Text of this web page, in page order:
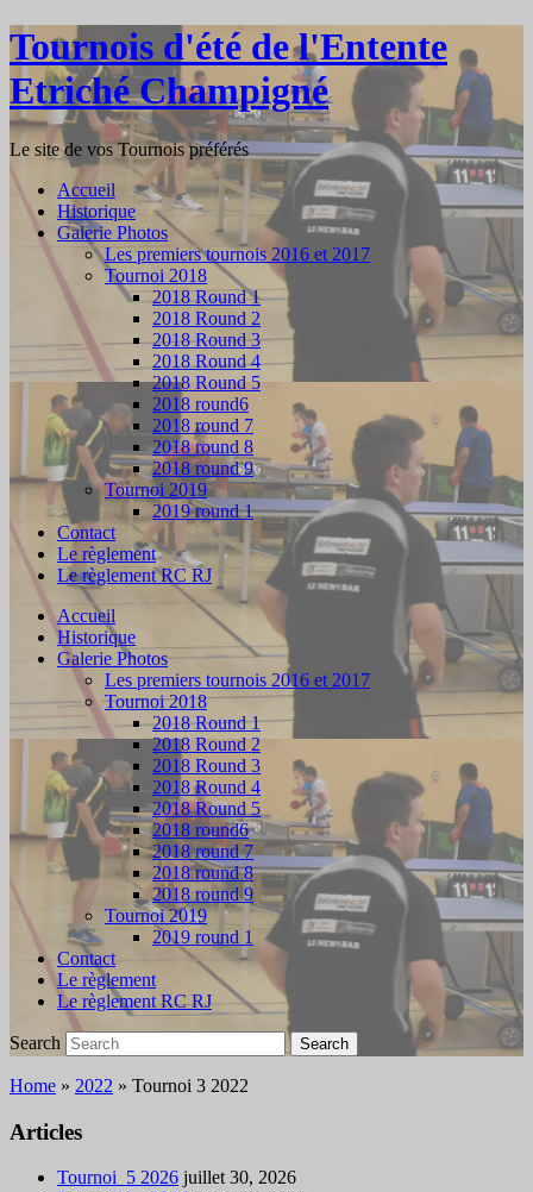
Tournois d'été de l'Entente
Etriché Champigné
Le site de vos Tournois préférés
Accueil
Historique
Galerie Photos
Les premiers tournois 2016 et 2017
Tournoi 2018
2018 Round 1
2018 Round 2
2018 Round 3
2018 Round 4
2018 Round 5
2018 round6
2018 round 7
2018 round 8
2018 round 9
Tournoi 2019
2019 round 1
Contact
Le règlement
Le règlement RC RJ
Accueil
Historique
Galerie Photos
Les premiers tournois 2016 et 2017
Tournoi 2018
2018 Round 1
2018 Round 2
2018 Round 3
2018 Round 4
2018 Round 5
2018 round6
2018 round 7
2018 round 8
2018 round 9
Tournoi 2019
2019 round 1
Contact
Le règlement
Le règlement RC RJ
Search Search
Home » 2022 » Tournoi 3 2022
Articles
Tournoi_5 2026 juillet 30, 2026